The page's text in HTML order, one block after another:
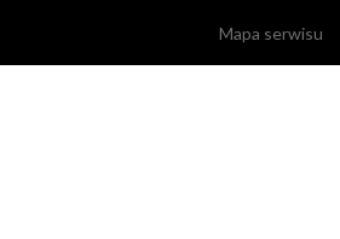
Mapa serwisu